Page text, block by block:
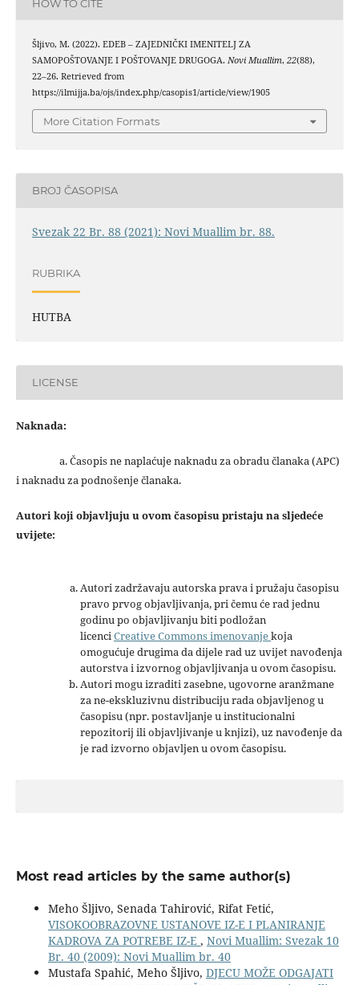
HOW TO CITE
Šljivo, M. (2022). EDEB – ZAJEDNIČKI IMENITELJ ZA
SAMOPOŠTOVANJE I POŠTOVANJE DRUGOGA. Novi Muallim, 22(88),
22–26. Retrieved from
https://ilmijja.ba/ojs/index.php/casopis1/article/view/1905
More Citation Formats
BROJ ČASOPISA
Svezak 22 Br. 88 (2021): Novi Muallim br. 88.
RUBRIKA
HUTBA
LICENSE
Naknada:
a. Časopis ne naplaćuje naknadu za obradu članaka (APC)
i naknadu za podnošenje članaka.
Autori koji objavljuju u ovom časopisu pristaju na sljedeće
uvijete:
Autori zadržavaju autorska prava i pružaju časopisu
pravo prvog objavljivanja, pri čemu će rad jednu
godinu po objavljivanju biti podložan
licenciCreative Commons imenovanjekoja
omogućuje drugima da dijele rad uz uvijet navođenja
autorstva i izvornog objavljivanja u ovom časopisu.
Autori mogu izraditi zasebne, ugovorne aranžmane
za ne-ekskluzivnu distribuciju rada objavljenog u
časopisu (npr. postavljanje u institucionalni
repozitorij ili objavljivanje u knjizi), uz navođenje da
je rad izvorno objavljen u ovom časopisu.
Most read articles by the same author(s)
Meho Šljivo, Senada Tahirović, Rifat Fetić,
VISOKOOBRAZOVNE USTANOVE IZ-E I PLANIRANJE
KADROVA ZA POTREBE IZ-E , Novi Muallim: Svezak 10
Br. 40 (2009): Novi Muallim br. 40
Mustafa Spahić, Meho Šljivo, DJECU MOŽE ODGAJATI